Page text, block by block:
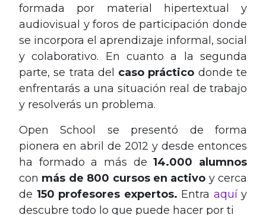
formada por material hipertextual y
audiovisual y foros de participación donde
se incorpora el aprendizaje informal, social
y colaborativo. En cuanto a la segunda
parte, se trata del caso práctico donde te
enfrentarás a una situación real de trabajo
y resolverás un problema.
Open School se presentó de forma
pionera en abril de 2012 y desde entonces
ha formado a más de14.000 alumnos
con más de 800 cursos en activo y cerca
de 150 profesores expertos. Entra aquíy
descubre todo lo que puede hacer por ti